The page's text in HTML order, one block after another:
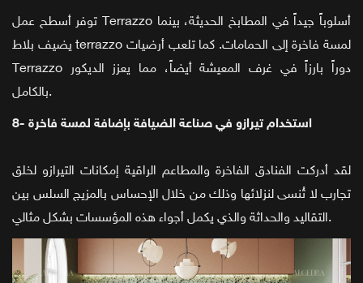
توفر أسطح عمل Terrazzo أسلوباً جيداً في المطابخ الحديثة، بينما
يضيف بلاط terrazzo لمسة فاخرة إلى الحمامات. كما تلعب أرضيات
Terrazzo دوراً بارزاً في غرف المعيشة أيضاً، مما يعزز الديكور
بالكامل.
8- استخدام تيرازو في صناعة الضيافة بإضافة لمسة فاخرة
لقد أدركت الفنادق الفاخرة والمطاعم الراقية إمكانات التيرازو لخلق
تجارب لا تُنسى لنزلائها وذلك من خلال الإحساس بالمزيج السلس بين
التقاليد والحداثة والذي يكمل أجواء هذه المؤسسات بشكل مثالي.